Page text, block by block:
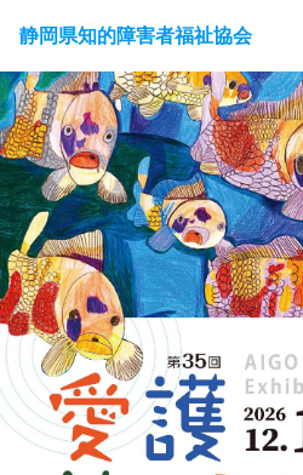
静岡県知的障害者福祉協会